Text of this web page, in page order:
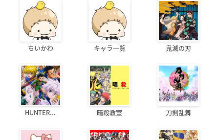
ちいかわ キャラ一覧 鬼滅の刃
HUNTER... 暗殺教室 刀剣乱舞